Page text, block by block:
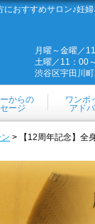
おすすめサロン♪妊
月曜～金曜／
土曜／11：00
渋谷区宇田川
からの
ージ
ワンポ
アド
> 【12周年記念】全